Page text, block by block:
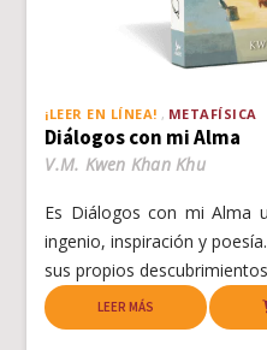
¡LEER EN LÍNEA! METAFÍSICA
Diálogos con mi Alma
V.M. Kwen Khan Khu
Es Diálogos con mi Alma
ingenio, inspiración y
sus propios
LEER MÁS